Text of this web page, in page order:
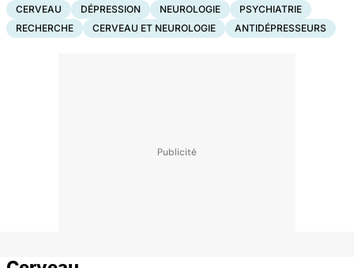
CERVEAU DÉPRESSION NEUROLOGIE
PSYCHIATRIE
RECHERCHE
CERVEAU ET NEUROLOGIE ANTIDÉPRESSEURS